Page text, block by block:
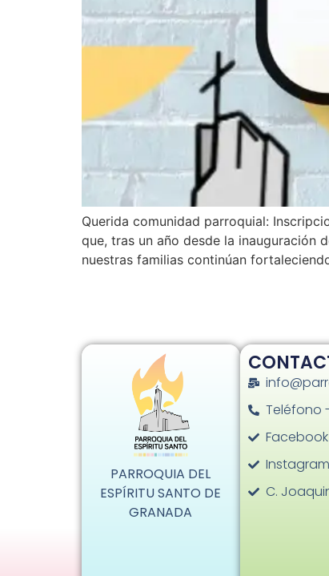
Querida comunidad parroquial:
que, tras un año desde la inauguración
nuestras familias continúan
PARROQUIA DEL
ESPÍRITU SANTO DE
GRANADA
Teléfono
Facebook
Instagram
C.